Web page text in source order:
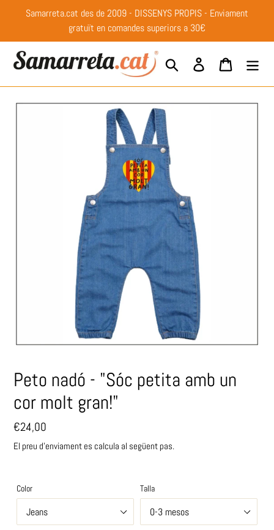
directament
contingut
Samarreta.cat des de 2009 - DISSENYS PROPIS - Enviament
gratuït en comandes superiors a 30€
Buscar Entrar Cistella
Peto nadó - "Sóc petita amb un
cor molt gran!"
Preu
habitual
€24,00
El preu d'enviament es calcula al següent pas.
Color Talla